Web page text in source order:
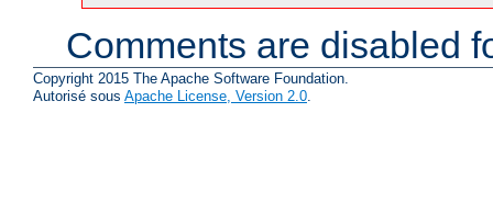
Comments are disabled
Copyright 2015 The Apache Software Foundation.
Autorisé sous Apache License, Version 2.0.